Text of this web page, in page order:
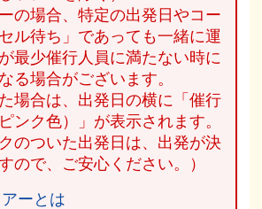
の場合、特定の出発日やコー
ル待ち」であっても一緒に運
最少催行人員に満たない時に
る場合がございます。
場合は、出発日の横に「催行
ンク色）」が表示されます。
のついた出発日は、出発が決
ので、ご安心ください。）
ーとは